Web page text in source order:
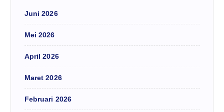
Juni 2026
Mei 2026
April 2026
Maret 2026
Februari 2026